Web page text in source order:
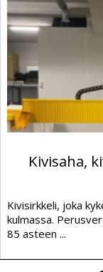
Kivisaha,
Kivisirkkeli, joka
kulmassa.
85 asteen ...